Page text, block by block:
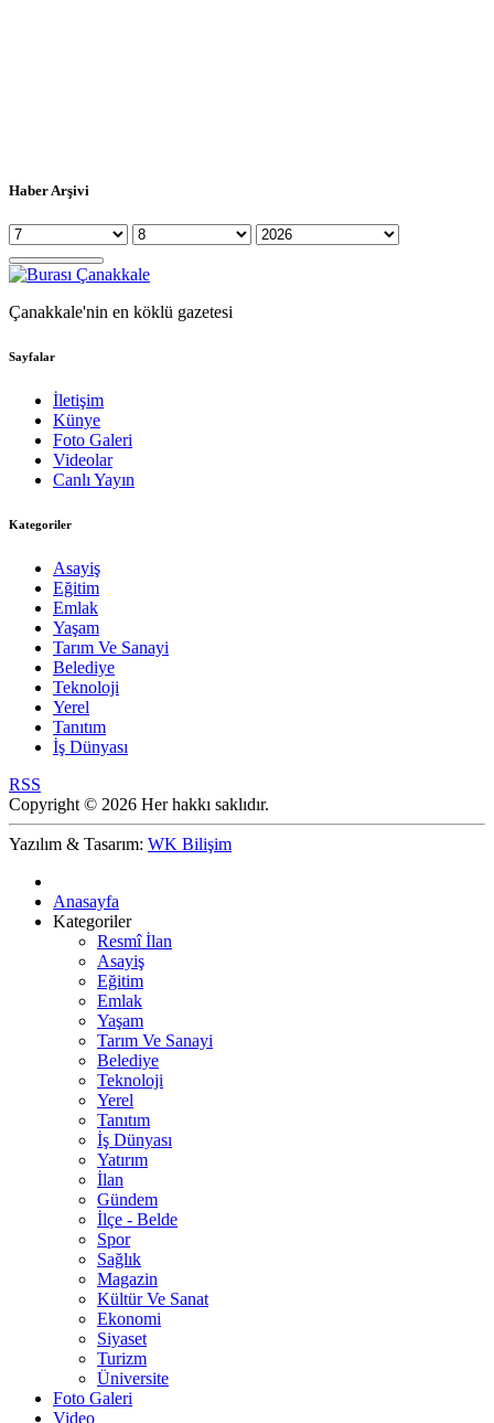
Haber Arşivi
Çanakkale'nin en köklü gazetesi
Sayfalar
İletişim
Künye
Foto Galeri
Videolar
Canlı Yayın
Kategoriler
Asayiş
Eğitim
Emlak
Yaşam
Tarım Ve Sanayi
Belediye
Teknoloji
Yerel
Tanıtım
İş Dünyası
RSS
Copyright © 2026 Her hakkı saklıdır.
Yazılım & Tasarım: WK Bilişim
Anasayfa
Kategoriler
Resmî İlan
Asayiş
Eğitim
Emlak
Yaşam
Tarım Ve Sanayi
Belediye
Teknoloji
Yerel
Tanıtım
İş Dünyası
Yatırım
İlan
Gündem
İlçe - Belde
Spor
Sağlık
Magazin
Kültür Ve Sanat
Ekonomi
Siyaset
Turizm
Üniversite
Foto Galeri
Video